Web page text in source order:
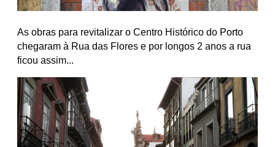
As obras para revitalizar o Centro Histórico do Porto
chegaram à Rua das Flores e por longos 2 anos a rua
ficou assim...